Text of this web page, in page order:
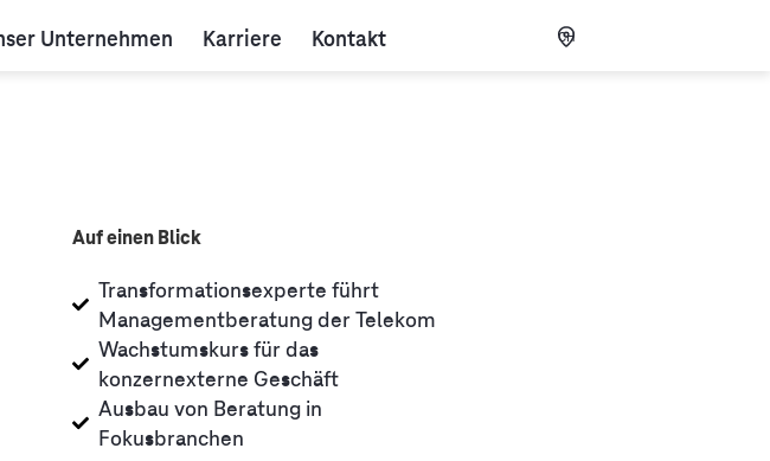
Unternehmen Karriere Kontakt CH
Auf einen Blick
Transformationsexperte führt
Managementberatung der Telekom
Wachstumskurs für das
konzernexterne Geschäft
Ausbau von Beratung in
Fokusbranchen